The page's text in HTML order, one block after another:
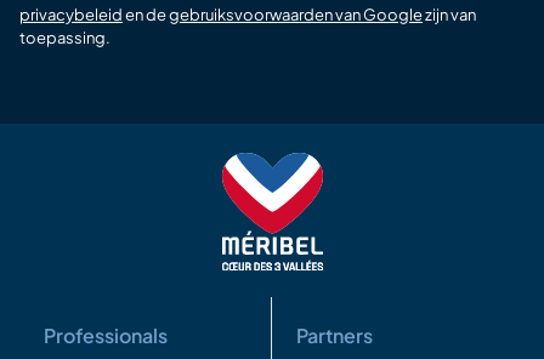
privacybeleiden degebruiksvoorwaarden van Googlezijn van
toepassing.
Professionals Partners